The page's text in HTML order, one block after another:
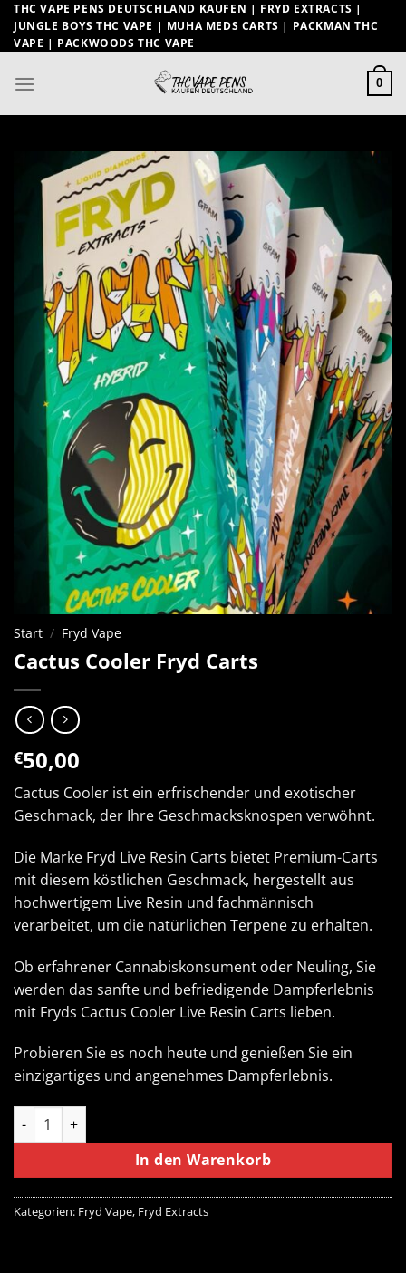
Zum
Inhalt
springen
THC VAPE PENS DEUTSCHLAND KAUFEN | FRYD EXTRACTS |
JUNGLE BOYS THC VAPE | MUHA MEDS CARTS | PACKMAN THC
VAPE | PACKWOODS THC VAPE
0
Start / Fryd Vape
Cactus Cooler Fryd Carts
€50,00
Cactus Cooler ist ein erfrischender und exotischer
Geschmack, der Ihre Geschmacksknospen verwöhnt.
Die Marke Fryd Live Resin Carts bietet Premium-Carts
mit diesem köstlichen Geschmack, hergestellt aus
hochwertigem Live Resin und fachmännisch
verarbeitet, um die natürlichen Terpene zu erhalten.
Ob erfahrener Cannabiskonsument oder Neuling, Sie
werden das sanfte und befriedigende Dampferlebnis
mit Fryds Cactus Cooler Live Resin Carts lieben.
Probieren Sie es noch heute und genießen Sie ein
einzigartiges und angenehmes Dampferlebnis.
Cactus Cooler Fryd Carts Menge
In den Warenkorb
Kategorien: Fryd Vape, Fryd Extracts